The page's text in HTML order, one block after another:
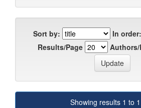
Sort by:
In order:
Results/Page
Showing results 1 to